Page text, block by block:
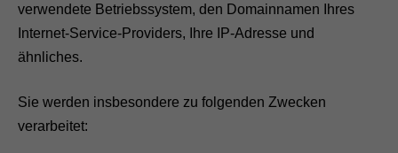
verwendete Betriebssystem, den Domainnamen Ihres
Internet-Service-Providers, Ihre IP-Adresse und
ähnliches.
Sie werden insbesondere zu folgenden Zwecken
verarbeitet: